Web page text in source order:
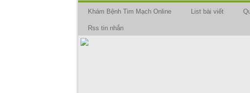
Khám Bệnh Tim Mạch Online List bài viết
Rss tin nhắn